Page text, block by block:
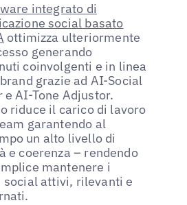
integrato di
social basato
ottimizza ulteriormente
generando
coinvolgenti e in linea
grazie ad AI-Social
e AI-Tone Adjustor.
riduce il carico di lavoro
garantendo al
un alto livello di
e coerenza – rendendo
mantenere i
social attivi, rilevanti e